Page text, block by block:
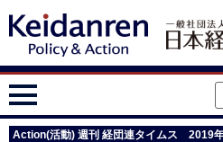
Action(活動) 週刊 経団連タイムス 2019